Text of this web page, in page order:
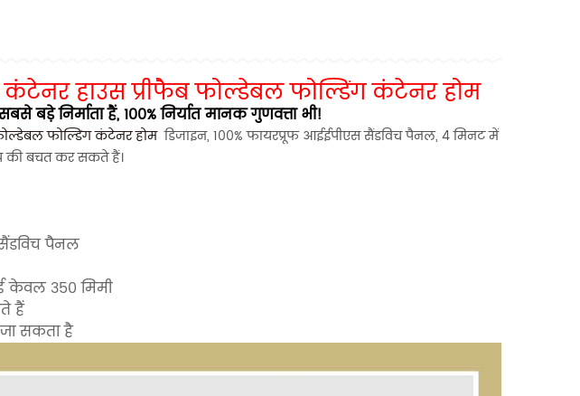
कंटेनर हाउस प्रीफैब फोल्डेबल फोल्डिंग कंटेनर होम
निर्माता हैं, 100% निर्यात मानक गुणवत्ता भी!
फोल्डिंग कंटेनर होम डिजाइन, 100% फायरप्रूफ आईईपीएस सैंडविच पैनल, 4 मिनट में
की बचत कर सकते हैं।
सैंडविच पैनल
केवल 350 मिमी
हैं
सकता है